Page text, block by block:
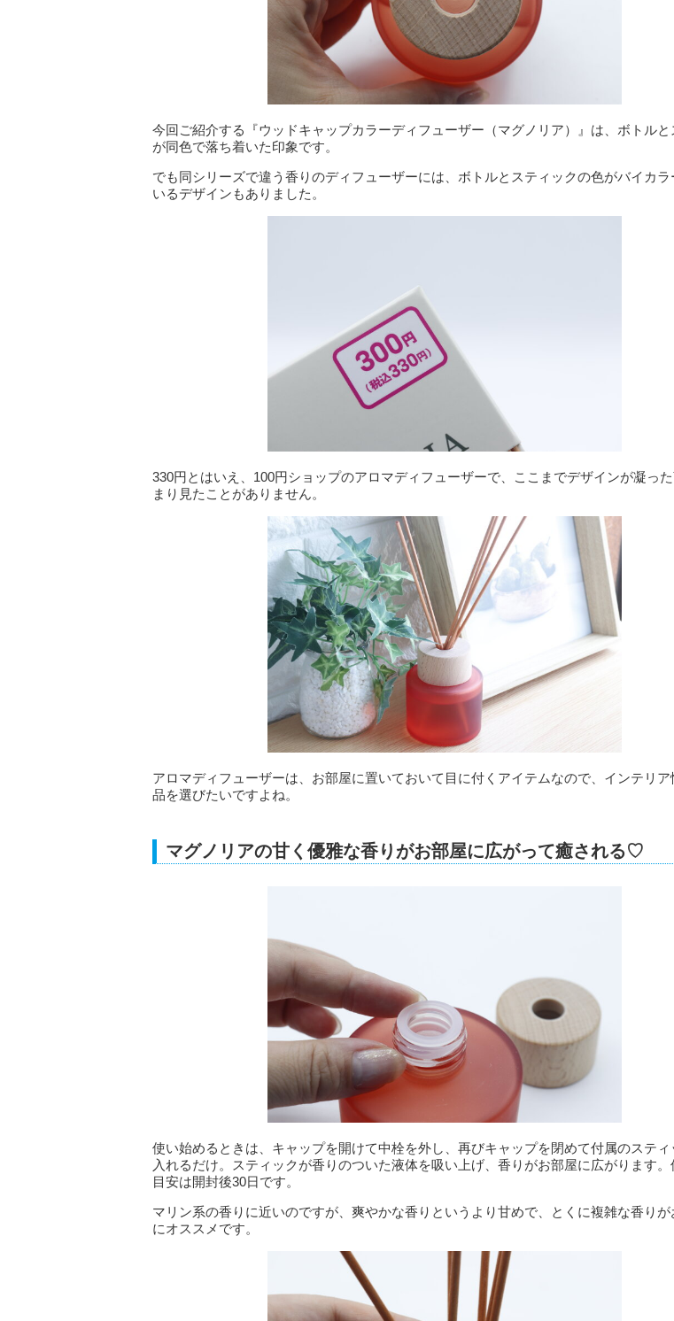
今回ご紹介する『ウッドキャップカラーディフューザー（マグノリア）』は、ボトルと
が同色で落ち着いた印象です。
でも同シリーズで違う香りのディフューザーには、ボトルとスティックの色がバイカラ
いるデザインもありました。
330円とはいえ、100円ショップのアロマディフューザーで、ここまでデザインが凝っ
まり見たことがありません。
アロマディフューザーは、お部屋に置いておいて目に付くアイテムなので、インテリ
品を選びたいですよね。
マグノリアの甘く優雅な香りがお部屋に広がって癒される♡
使い始めるときは、キャップを開けて中栓を外し、再びキャップを閉めて付属のスティ
入れるだけ。スティックが香りのついた液体を吸い上げ、香りがお部屋に広がります
目安は開封後30日です。
マリン系の香りに近いのですが、爽やかな香りというより甘めで、とくに複雑な香り
にオススメです。